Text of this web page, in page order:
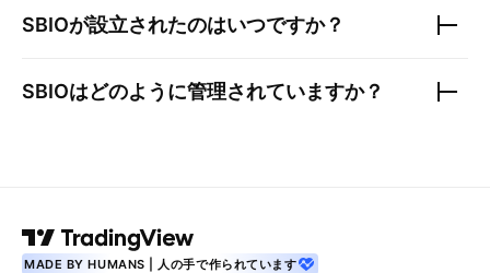
SBIOが設立されたのはいつですか？
SBIOはどのように管理されていますか？
MADE BY HUMANS | 人の手で作られています